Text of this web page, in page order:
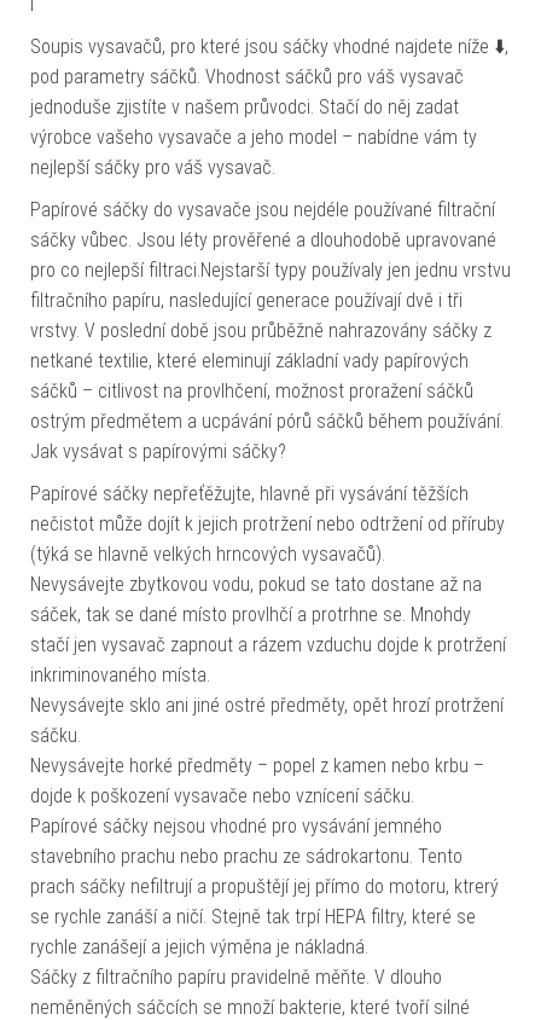
Soupis vysavačů, pro které jsou sáčky vhodné najdete níže ⬇️,
pod parametry sáčků. Vhodnost sáčků pro váš vysavač
jednoduše zjistíte v našem průvodci. Stačí do něj zadat
výrobce vašeho vysavače a jeho model – nabídne vám ty
nejlepší sáčky pro váš vysavač.
Papírové sáčky do vysavače jsou nejdéle používané filtrační
sáčky vůbec. Jsou léty prověřené a dlouhodobě upravované
pro co nejlepší filtraci.Nejstarší typy používaly jen jednu vrstvu
filtračního papíru, nasledující generace používají dvě i tři
vrstvy. V poslední době jsou průběžně nahrazovány sáčky z
netkané textilie, které eleminují základní vady papírových
sáčků – citlivost na provlhčení, možnost proražení sáčků
ostrým předmětem a ucpávání pórů sáčků během používání.
Jak vysávat s papírovými sáčky?
Papírové sáčky nepřeťěžujte, hlavně při vysávání těžších
nečistot může dojít k jejich protržení nebo odtržení od příruby
(týká se hlavně velkých hrncových vysavačů).
Nevysávejte zbytkovou vodu, pokud se tato dostane až na
sáček, tak se dané místo provlhčí a protrhne se. Mnohdy
stačí jen vysavač zapnout a rázem vzduchu dojde k protržení
inkriminovaného místa.
Nevysávejte sklo ani jiné ostré předměty, opět hrozí protržení
sáčku.
Nevysávejte horké předměty – popel z kamen nebo krbu –
dojde k poškození vysavače nebo vznícení sáčku.
Papírové sáčky nejsou vhodné pro vysávání jemného
stavebního prachu nebo prachu ze sádrokartonu. Tento
prach sáčky nefiltrují a propuštějí jej přímo do motoru, ktrerý
se rychle zanáší a ničí. Stejně tak trpí HEPA filtry, které se
rychle zanášejí a jejich výměna je nákladná.
Sáčky z filtračního papíru pravidelně měňte. V dlouho
neměněných sáčcích se množí bakterie, které tvoří silné